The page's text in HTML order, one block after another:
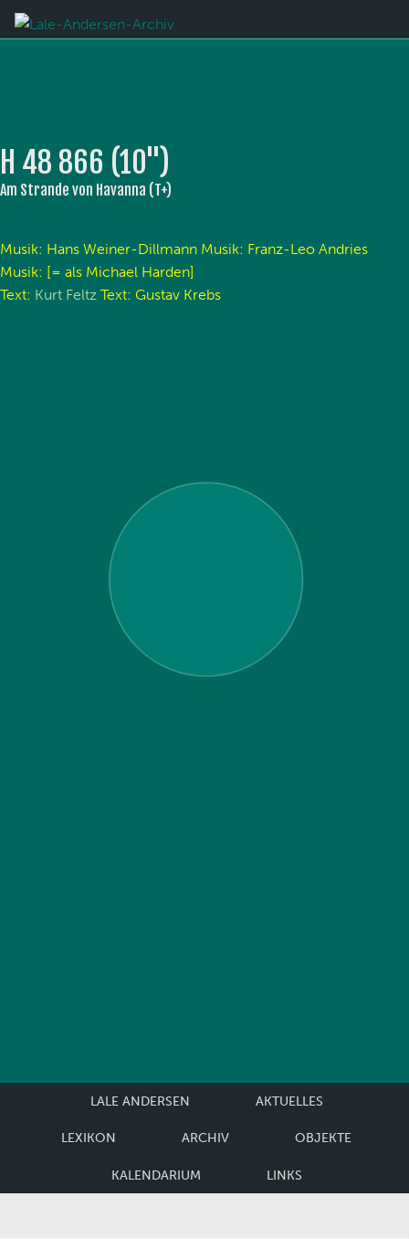
H 48 866 (10'')
Am Strande von Havanna (T+)
Musik: Hans Weiner-Dillmann Musik: Franz-Leo Andries
Musik: [= als Michael Harden]
Text: Kurt Feltz Text: Gustav Krebs
LALE ANDERSEN AKTUELLES
LEXIKON ARCHIV OBJEKTE
KALENDARIUM LINKS